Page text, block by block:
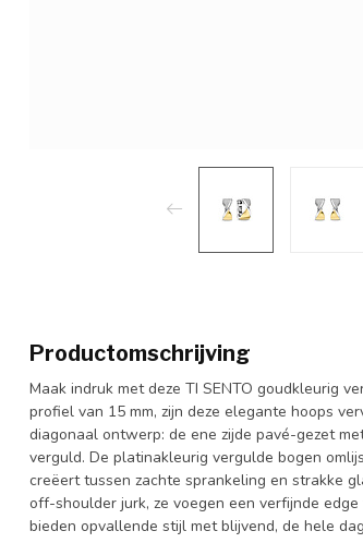
Productomschrijving
Maak indruk met deze TI SENTO goudkleurig
profiel van 15 mm, zijn deze elegante hoops
diagonaal ontwerp: de ene zijde pavé-gezet
verguld. De platinakleurig vergulde bogen
creëert tussen zachte sprankeling en strakke
off-shoulder jurk, ze voegen een verfijnde
bieden opvallende stijl met blijvend, de hele